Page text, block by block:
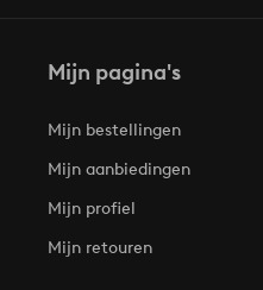
Mijn pagina's
Mijn bestellingen
Mijn aanbiedingen
Mijn profiel
Mijn retouren